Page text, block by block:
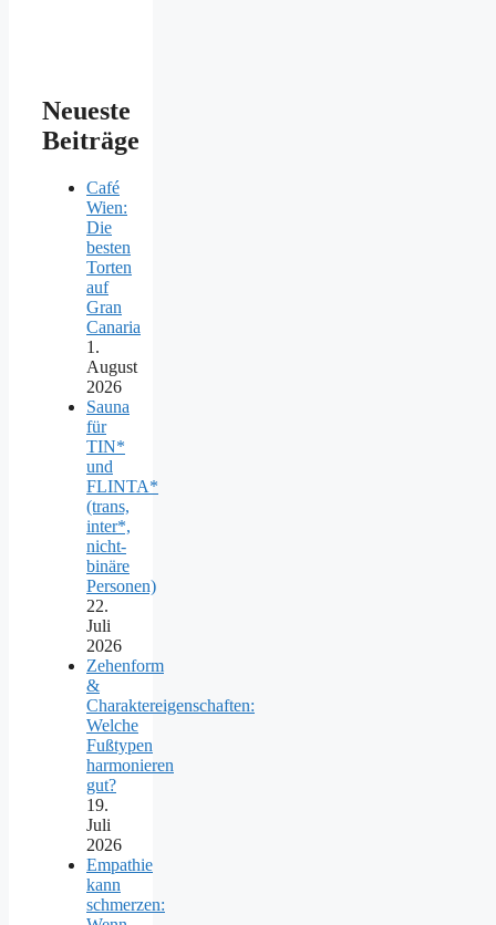
Neueste
Beiträge
Café
Wien:
Die
besten
Torten
auf
Gran
Canaria
1.
August
2026
Sauna
für
TIN*
und
FLINTA*
(trans,
inter*,
nicht-
binäre
Personen)
22.
Juli
2026
Zehenform
&
Charaktereigenschaften:
Welche
Fußtypen
harmonieren
gut?
19.
Juli
2026
Empathie
kann
schmerzen: